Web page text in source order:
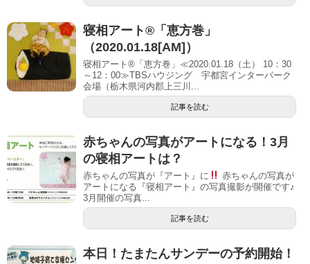
寝相アート®「恵方巻」
（2020.01.18[AM]）
寝相アート®「恵方巻」≪2020.01.18（土） 10：30
～12：00≫TBSハウジング 宇都宮インターパーク
会場（栃木県河内郡上三川...
記事を読む
赤ちゃんの写真がアートになる！3月
の寝相アートは？
赤ちゃんの写真が『アート』に
赤ちゃんの写真が
アートになる『寝相アート』の写真撮影が開催です♪
3月開催の写真...
記事を読む
本日！たまたんサンデーの予約開始！